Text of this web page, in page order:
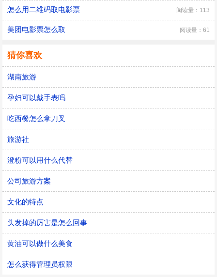
怎么用二维码取电影票 阅读量：113
美团电影票怎么取 阅读量：61
猜你喜欢
湖南旅游
孕妇可以戴手表吗
吃西餐怎么拿刀叉
旅游社
澄粉可以用什么代替
公司旅游方案
文化的特点
头发掉的厉害是怎么回事
黄油可以做什么美食
怎么获得管理员权限